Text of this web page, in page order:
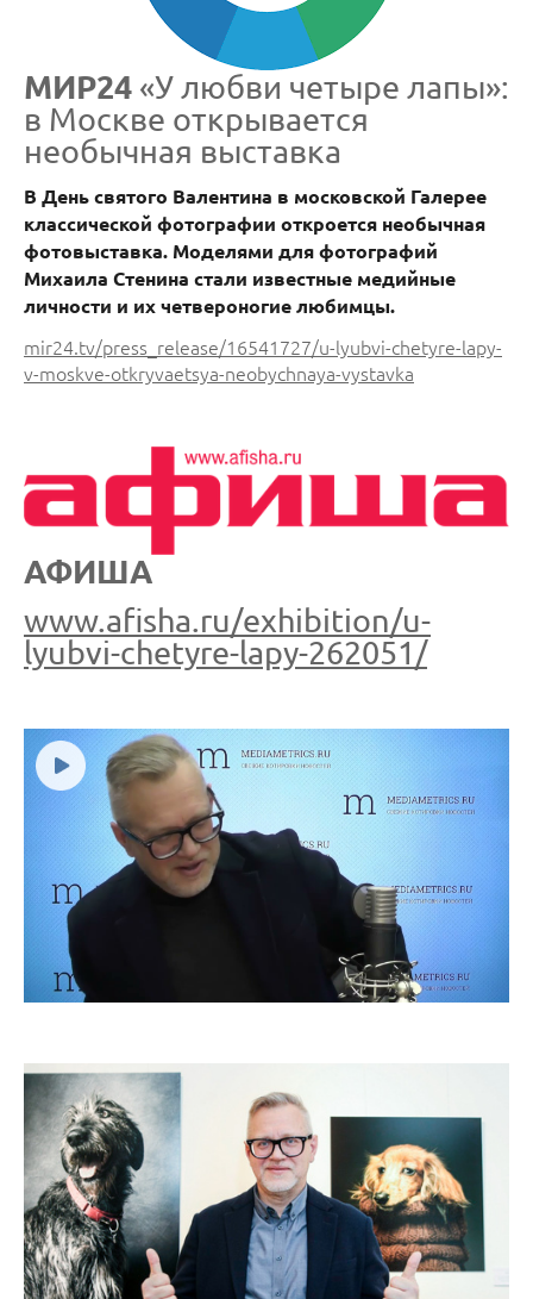
МИР24 «У любви четыре лапы»:
в Москве открывается
необычная выставка
В День святого Валентина в московской Галерее
классической фотографии откроется необычная
фотовыставка. Моделями для фотографий
Михаила Стенина стали известные медийные
личности и их четвероногие любимцы.
mir24.tv/press_release/16541727/u-lyubvi-chetyre-lapy-
v-moskve-otkryvaetsya-neobychnaya-vystavka
АФИША
www.afisha.ru/exhibition/u-
lyubvi-chetyre-lapy-262051/